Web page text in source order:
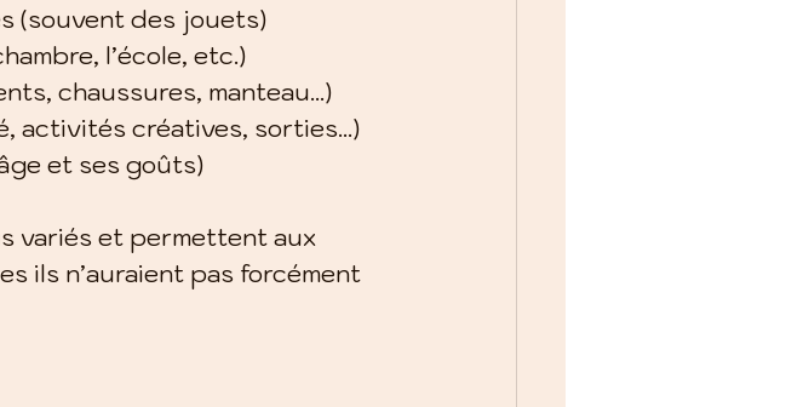
(souvent des jouets)
l’école, etc.)
chaussures, manteau…)
activités créatives, sorties…)
et ses goûts)
variés et permettent aux
ils n’auraient pas forcément